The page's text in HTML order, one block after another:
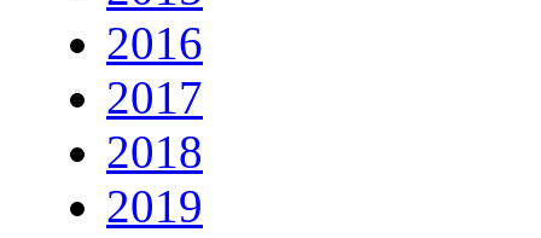
2016
2017
2018
2019